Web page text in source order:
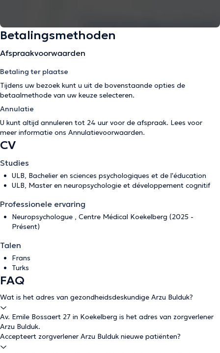
Betalingsmethoden
Afspraakvoorwaarden
Betaling ter plaatse
Tijdens uw bezoek kunt u uit de bovenstaande opties de
betaalmethode van uw keuze selecteren.
Annulatie
U kunt altijd annuleren tot 24 uur voor de afspraak. Lees voor
meer informatie ons Annulatievoorwaarden.
CV
Studies
ULB, Bachelier en sciences psychologiques et de l'éducation
ULB, Master en neuropsychologie et développement cognitif
Professionele ervaring
Neuropsychologue , Centre Médical Koekelberg (2025 -
Présent)
Talen
Frans
Turks
FAQ
Wat is het adres van gezondheidsdeskundige Arzu Bulduk?
Av. Emile Bossaert 27 in Koekelberg is het adres van zorgverlener
Arzu Bulduk.
Accepteert zorgverlener Arzu Bulduk nieuwe patiënten?